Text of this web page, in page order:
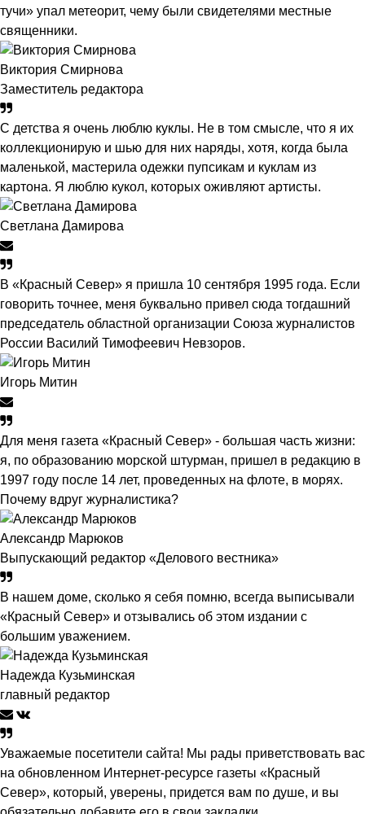
тучи» упал метеорит, чему были свидетелями местные
священники.
Виктория Смирнова
Заместитель редактора
С детства я очень люблю куклы. Не в том смысле, что я их
коллекционирую и шью для них наряды, хотя, когда была
маленькой, мастерила одежки пупсикам и куклам из
картона. Я люблю кукол, которых оживляют артисты.
Светлана Дамирова
В «Красный Север» я пришла 10 сентября 1995 года. Если
говорить точнее, меня буквально привел сюда тогдашний
председатель областной организации Союза журналистов
России Василий Тимофеевич Невзоров.
Игорь Митин
Для меня газета «Красный Север» - большая часть жизни:
я, по образованию морской штурман, пришел в редакцию в
1997 году после 14 лет, проведенных на флоте, в морях.
Почему вдруг журналистика?
Александр Марюков
Выпускающий редактор «Делового вестника»
В нашем доме, сколько я себя помню, всегда выписывали
«Красный Север» и отзывались об этом издании с
большим уважением.
Надежда Кузьминская
главный редактор
Уважаемые посетители сайта! Мы рады приветствовать вас
на обновленном Интернет-ресурсе газеты «Красный
Север», который, уверены, придется вам по душе, и вы